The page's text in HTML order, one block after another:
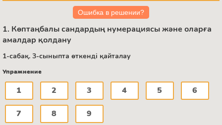
Ошибка в решении?
1. Көптаңбалы сандардың нумерациясы және оларға
амалдар қолдану
1-сабақ. 3-сыныпта өткенді қайталау
Упражнение
1 2 3 4 5 6
7 8 9